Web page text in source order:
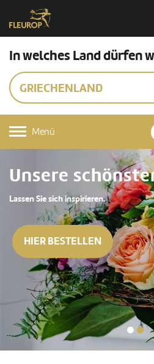
In welches Land dürfen
GRIECHENLAND
Menü
Unsere
Lassen Sie sich inspirieren.
HIER BESTELLEN